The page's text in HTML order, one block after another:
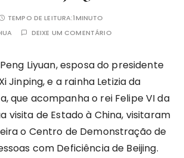
TEMPO DE LEITURA:1MINUTO
DEIXE UM COMENTÁRIO
Liyuan, esposa do presidente
Jinping, e a rainha Letizia da
que acompanha o rei Felipe VI da
visita de Estado à China, visitaram
o Centro de Demonstração de
com Deficiência de Beijing.